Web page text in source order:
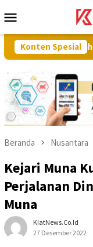
ke
Mobile
Konten Spesial
Proaktif Dinas
Beranda Nusantara
Kejari Muna
Perjalanan
Muna
KiatNews.co.id
27 Desember 2022